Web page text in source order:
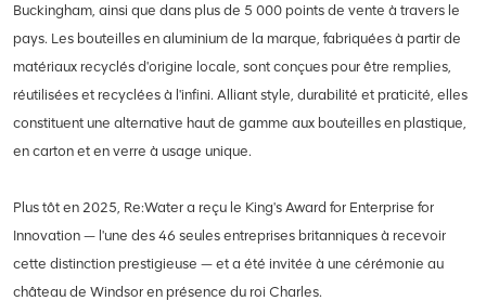
Buckingham, ainsi que dans plus de 5 000 points de vente à travers le
pays. Les bouteilles en aluminium de la marque, fabriquées à partir de
matériaux recyclés d'origine locale, sont conçues pour être remplies,
réutilisées et recyclées à l'infini. Alliant style, durabilité et praticité, elles
constituent une alternative haut de gamme aux bouteilles en plastique,
en carton et en verre à usage unique.
Plus tôt en 2025, Re:Water a reçu le King's Award for Enterprise for
Innovation — l'une des 46 seules entreprises britanniques à recevoir
cette distinction prestigieuse — et a été invitée à une cérémonie au
château de Windsor en présence du roi Charles.